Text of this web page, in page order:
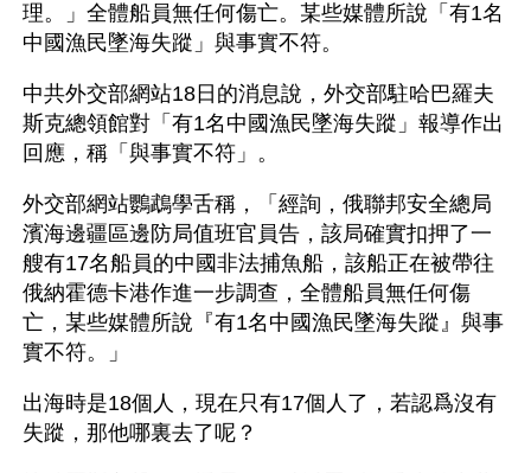
理。」全體船員無任何傷亡。某些媒體所說「有1名
中國漁民墜海失蹤」與事實不符。
中共外交部網站18日的消息說，外交部駐哈巴羅夫
斯克總領館對「有1名中國漁民墜海失蹤」報導作出
回應，稱「與事實不符」。
外交部網站鸚鵡學舌稱，「經詢，俄聯邦安全總局
濱海邊疆區邊防局值班官員告，該局確實扣押了一
艘有17名船員的中國非法捕魚船，該船正在被帶往
俄納霍德卡港作進一步調查，全體船員無任何傷
亡，某些媒體所說『有1名中國漁民墜海失蹤』與事
實不符。」
出海時是18個人，現在只有17個人了，若認爲沒有
失蹤，那他哪裏去了呢？